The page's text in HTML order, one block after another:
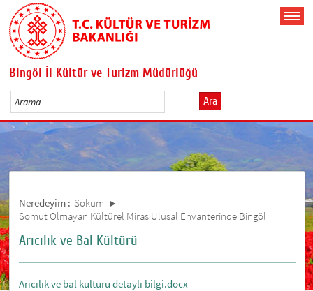
Bingöl İl Kültür ve Turizm Müdürlüğü
Ara
Neredeyim : Soküm
Somut Olmayan Kültürel Miras Ulusal Envanterinde Bingöl
Arıcılık ve Bal Kültürü
Arıcılık ve bal kültürü detaylı bilgi.docx